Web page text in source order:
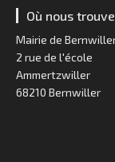
Où nous
Mairie de
2 rue de l'école
Ammertzwiller
68210 Bernwiller